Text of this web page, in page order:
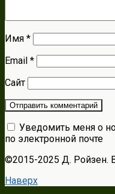
Имя *
Email *
Сайт
Уведомить меня о
по электронной почте
©2015-2025 Д. Ройзен.
Наверх